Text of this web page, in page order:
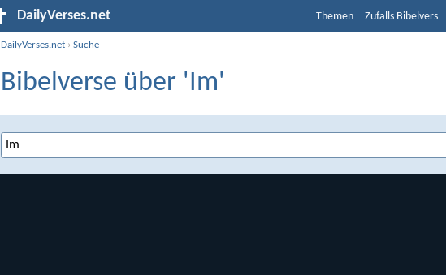
DailyVerses.net Themen Zufalls Bibelvers
DailyVerses.net ›Suche
Bibelverse über 'Im'